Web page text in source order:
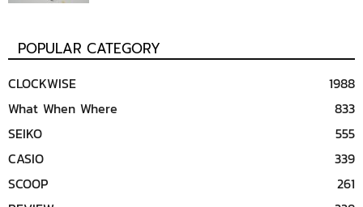
POPULAR CATEGORY
CLOCKWISE
1988
What When Where
833
SEIKO
555
CASIO
339
SCOOP
261